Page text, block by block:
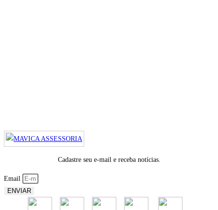
Cadastre seu e-mail e receba notícias.
Email
ENVIAR